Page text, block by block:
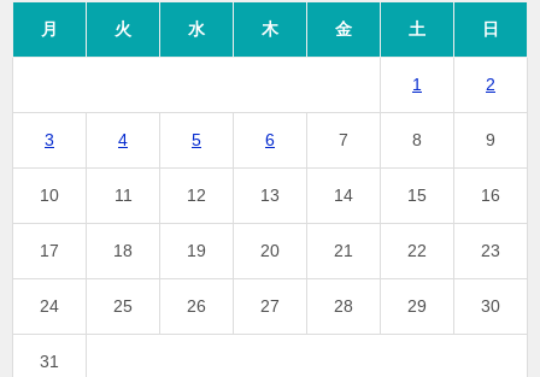
月 火 水 木 金 土 日
1 2
3 4 5 6 7 8 9
10 11 12 13 14 15 16
17 18 19 20 21 22 23
24 25 26 27 28 29 30
31